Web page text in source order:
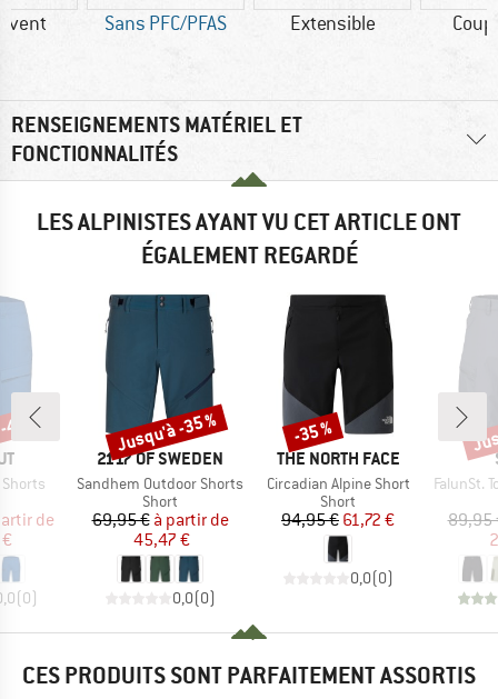
vent Sans PFC/PFAS Extensible
RENSEIGNEMENTS MATÉRIEL ET
FONCTIONNALITÉS
LES ALPINISTES AYANT VU CET ARTICLE ONT
ÉGALEMENT REGARDÉ
réduit
de
(0)
%
MARQUE
2117 OF SWEDEN
Article
Sandhem Outdoor Shorts
Product group
Short
Prix
69,95 € Prix réduit
à partir de
45,47 €
0,0(0)
Remise
Jusqu'à -35 %
MARQUE
THE NORTH FACE
Article
Circadian Alpine Short
Product group
Short
Prix
94,95 €Prix réduit
61,72 €
0,0(0)
Remise
-35 %
Article
FalunSt.
89,95
CES PRODUITS SONT PARFAITEMENT ASSORTIS